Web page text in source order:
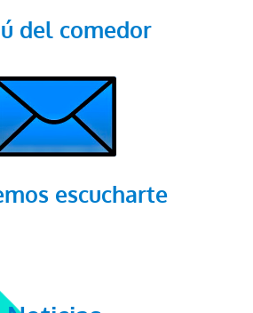
del comedor
escucharte